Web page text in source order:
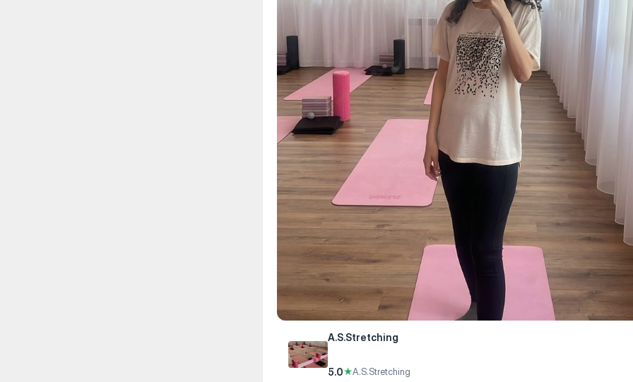
A.S.Stretching
5.0★A.S.Stretching